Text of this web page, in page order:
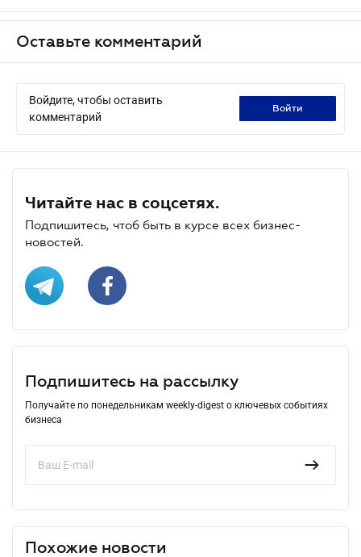
Оставьте комментарий
Войдите, чтобы оставить
комментарий
войти
Читайте нас в соцсетях.
Подпишитесь, чтоб быть в курсе всех бизнес-
новостей.
Подпишитесь на рассылку
Получайте по понедельникам weekly-digest о ключевых событиях
бизнеса
Похожие новости